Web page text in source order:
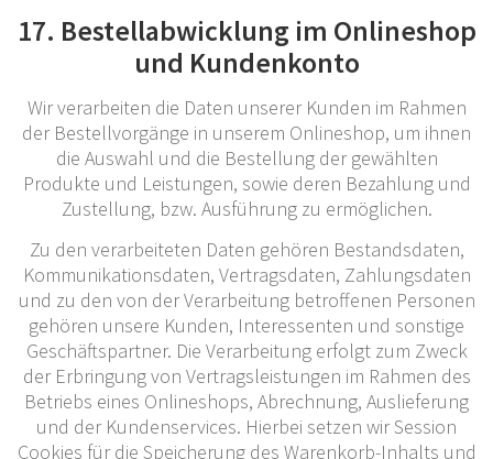
17. Bestellabwicklung im Onlineshop
und Kundenkonto
Wir verarbeiten die Daten unserer Kunden im Rahmen
der Bestellvorgänge in unserem Onlineshop, um ihnen
die Auswahl und die Bestellung der gewählten
Produkte und Leistungen, sowie deren Bezahlung und
Zustellung, bzw. Ausführung zu ermöglichen.
Zu den verarbeiteten Daten gehören Bestandsdaten,
Kommunikationsdaten, Vertragsdaten, Zahlungsdaten
und zu den von der Verarbeitung betroffenen Personen
gehören unsere Kunden, Interessenten und sonstige
Geschäftspartner. Die Verarbeitung erfolgt zum Zweck
der Erbringung von Vertragsleistungen im Rahmen des
Betriebs eines Onlineshops, Abrechnung, Auslieferung
und der Kundenservices. Hierbei setzen wir Session
Cookies für die Speicherung des Warenkorb-Inhalts und